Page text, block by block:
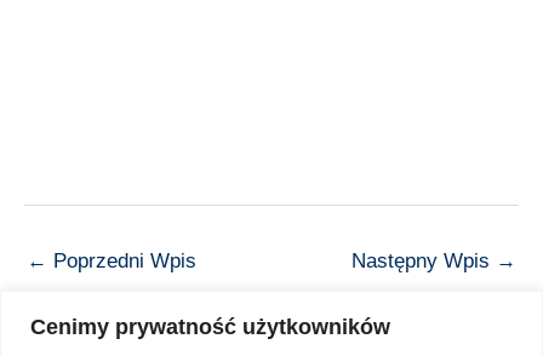
Cenimy prywatność użytkowników
← Poprzedni Wpis Następny Wpis →